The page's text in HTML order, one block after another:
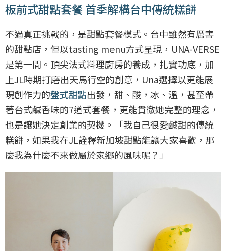
板前式甜點套餐 首季解構台中傳統糕餅
不過真正挑戰的，是甜點套餐模式。台中雖然有厲害
的甜點店，但以tasting menu方式呈現，UNA-VERSE
是第一間。頂尖法式料理廚房的養成，扎實功底，加
上JL時期打磨出天馬行空的創意，Una選擇以更能展
現創作力的盤式甜點出發，甜、酸，冰、溫，甚至帶
著台式鹹香味的7道式套餐，更能貫徹她完整的理念，
也是讓她決定創業的契機。「我自己很愛鹹甜的傳統
糕餅，如果我在JL詮釋新加坡甜點能讓大家喜歡，那
麼我為什麼不來做屬於家鄉的風味呢？」